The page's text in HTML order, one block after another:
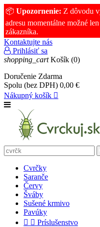
📦 Upozornenie: Z dôvodu
adresu momentálne možné
zákazníka.
Kontaktujte nás
Prihlásiť sa
shopping_cart Košík (0)
Doručenie Zdarma
Spolu (bez DPH) 0,00 €
Nákupný košík 
Cvrčky
Saranče
Červy
Šváby
Sušené krmivo
Pavúky
  Príslušenstvo